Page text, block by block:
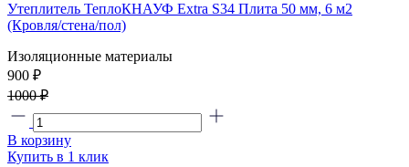
Утеплитель ТеплоКНАУФ Extra S34 Плита 50 мм, 6 м2
(Кровля/стена/пол)
Изоляционные материалы
900 ₽
1000 ₽
В корзину
Купить в 1 клик